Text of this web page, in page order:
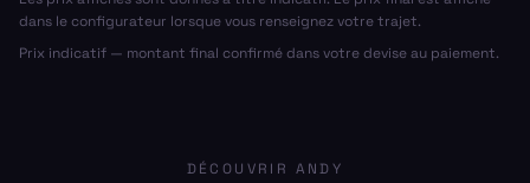
dans le configurateur lorsque vous renseignez votre trajet.
Prix indicatif — montant final confirmé dans votre devise au paiement.
DÉCOUVRIR ANDY